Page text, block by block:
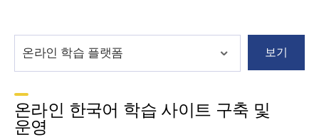
보기
온라인 한국어 학습 사이트 구축 및
운영